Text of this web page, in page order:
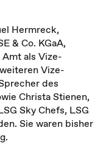
Hermreck,
& Co. KGaA,
als Vize-
Vize-
des
Christa Stienen,
Sky Chefs, LSG
Sie waren bisher